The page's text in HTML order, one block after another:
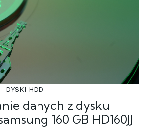
DYSKI HDD
danych z dysku
160 GB HD160JJ